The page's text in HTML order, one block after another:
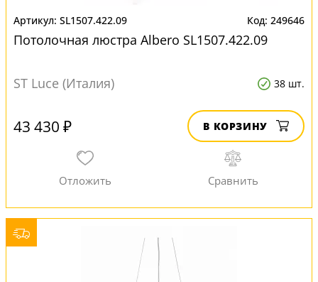
SL1507.422.09 249646
Потолочная люстра Albero SL1507.422.09
ST Luce (Италия) 38 шт.
43 430 ₽ В КОРЗИНУ